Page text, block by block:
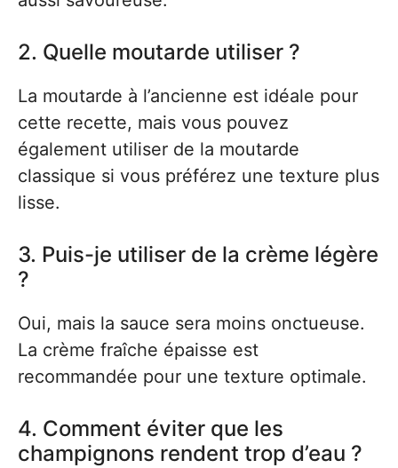
2. Quelle moutarde utiliser ?
La moutarde à l’ancienne est idéale pour
cette recette, mais vous pouvez
également utiliser de la moutarde
classique si vous préférez une texture plus
lisse.
3. Puis-je utiliser de la crème légère
?
Oui, mais la sauce sera moins onctueuse.
La crème fraîche épaisse est
recommandée pour une texture optimale.
4. Comment éviter que les
champignons rendent trop d’eau ?